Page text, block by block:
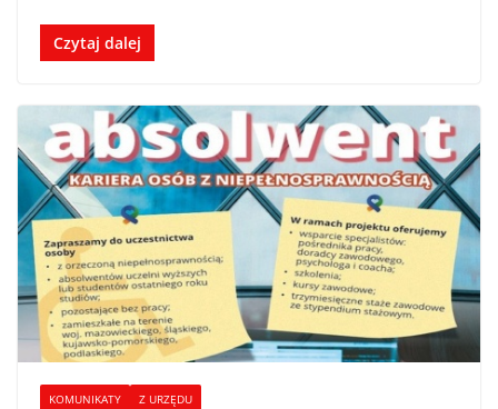
Czytaj dalej
KOMUNIKATY Z URZĘDU